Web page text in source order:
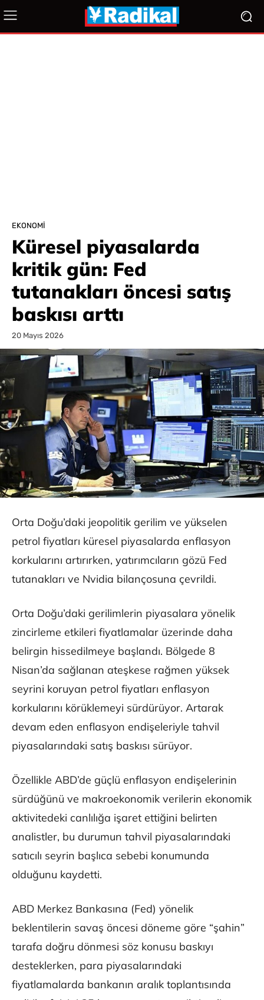
EKONOMI
Küresel piyasalarda
kritik gün: Fed
tutanakları öncesi satış
baskısı arttı
20 Mayıs 2026
Orta Doğu’daki jeopolitik gerilim ve yükselen
petrol fiyatları küresel piyasalarda enflasyon
korkularını artırırken, yatırımcıların gözü Fed
tutanakları ve Nvidia bilançosuna çevrildi.
Orta Doğu’daki gerilimlerin piyasalara yönelik
zincirleme etkileri fiyatlamalar üzerinde daha
belirgin hissedilmeye başlandı. Bölgede 8
Nisan’da sağlanan ateşkese rağmen yüksek
seyrini koruyan petrol fiyatları enflasyon
korkularını körüklemeyi sürdürüyor. Artarak
devam eden enflasyon endişeleriyle tahvil
piyasalarındaki satış baskısı sürüyor.
Özellikle ABD’de güçlü enflasyon endişelerinin
sürdüğünü ve makroekonomik verilerin ekonomik
aktivitedeki canlılığa işaret ettiğini belirten
analistler, bu durumun tahvil piyasalarındaki
satıcılı seyrin başlıca sebebi konumunda
olduğunu kaydetti.
ABD Merkez Bankasına (Fed) yönelik
beklentilerin savaş öncesi döneme göre “şahin”
tarafa doğru dönmesi söz konusu baskıyı
desteklerken, para piyasalarındaki
fiyatlamalarda bankanın aralık toplantısında